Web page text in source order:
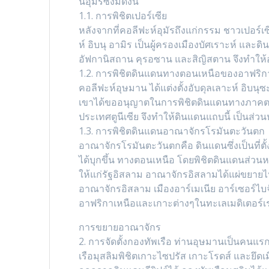
1.1. การพิชิตเปอร์เซีย
หลังจากที่คอลีฟะห์อุมัรถึงแก่กรรม ชาวเปอร์
ห์ อิบนุ อามิร เป็นผู้ครองเมืองบัศเราะห์ และ
อัฟกานิสถาน คุรอซาน และสิญิสตาน จึงทำใ
1.2. การพิชิตดินแดนทางตอนเหนือของอาฟริ
คอลีฟะห์อุษมาน ได้แต่งตั้งอับดุลเลาะห์ อิบนุ
เขาได้ขออนุญาตในการพิชิตดินแดนทางภาคต
ประเทศตูนีเซีย จึงทำให้ดินแดนแถบนี้ เป็นส่
1.3. การพิชิตดินแดนอาณาจักรโรมันตะวันตก
อาณาจักรโรมันตะวันตกคือ ดินแดนซึ่งเป็นที่
ได้บุกขึ้น ทางตอนเหนือ โดยพิชิตดินแดนส่วน
ให้แก่รัฐอิสลาม อาณาจักรอิสลามได้แผ่ขยาย
อาณาจักรอิสลาม เมืองอาร์เมเนีย อาร์เซอร์
อาฟริกาเหนือและเกาะต่างๆในทะเลเมดิเตอ
การขยายอาณาจักร
2. การจัดตั้งกองทัพเรือ ท่านอุษมานเป็นคนแ
เรือมุสลิมพิชิตเกาะไซปรัส เกาะโรดส์ และยึ